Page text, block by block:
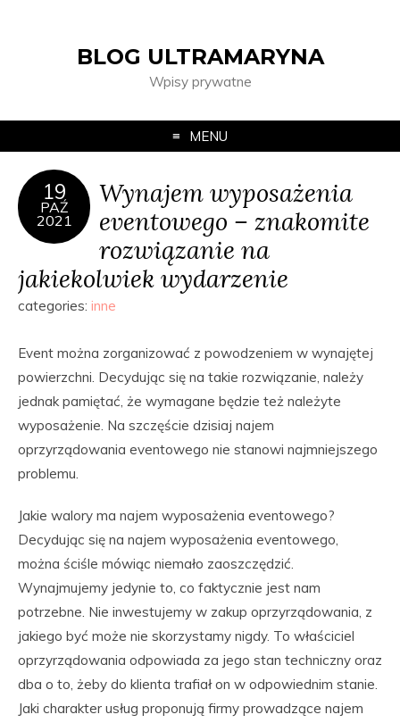
BLOG ULTRAMARYNA
Wpisy prywatne
MENU
19
PAŹ
2021
Wynajem wyposażenia
eventowego – znakomite
rozwiązanie na
jakiekolwiek wydarzenie
categories: inne
Event można zorganizować z powodzeniem w wynajętej
powierzchni. Decydując się na takie rozwiązanie, należy
jednak pamiętać, że wymagane będzie też należyte
wyposażenie. Na szczęście dzisiaj najem
oprzyrządowania eventowego nie stanowi najmniejszego
problemu.
Jakie walory ma najem wyposażenia eventowego?
Decydując się na najem wyposażenia eventowego,
można ściśle mówiąc niemało zaoszczędzić.
Wynajmujemy jedynie to, co faktycznie jest nam
potrzebne. Nie inwestujemy w zakup oprzyrządowania, z
jakiego być może nie skorzystamy nigdy. To właściciel
oprzyrządowania odpowiada za jego stan techniczny oraz
dba o to, żeby do klienta trafiał on w odpowiednim stanie.
Jaki charakter usług proponują firmy prowadzące najem